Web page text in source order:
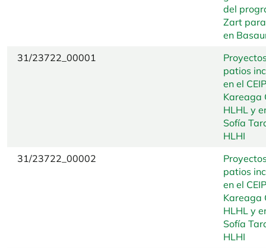
del
Zart
en
31/23722_00001
patios
en el CEIP
Kareaga
HLHL y
Sofía
HLHI
31/23722_00002
patios
en el CEIP
Kareaga
HLHL y
Sofía
HLHI